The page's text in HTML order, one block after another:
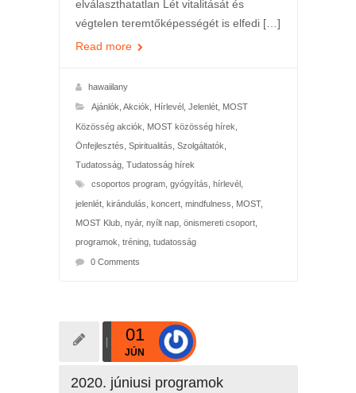
elválaszthatatlan Lét vitalitását és
végtelen teremtőképességét is elfedi […]
Read more
hawaiilany
Ajánlók Akciók Hírlevél, Jelenlét, MOST
Közösség akciók MOST közösség hírek
Önfejlesztés Spiritualitás Szolgáltatók
Tudatosság, Tudatosság hírek
csoportos program, gyógyítás hírlevél,
jelenlét, kirándulás koncert, mindfulness MOST,
MOST Klub, nyár, nyílt nap, önismereti csoport,
programok tréning, tudatosság
0 Comments
01
JÚN
2020. júniusi programok